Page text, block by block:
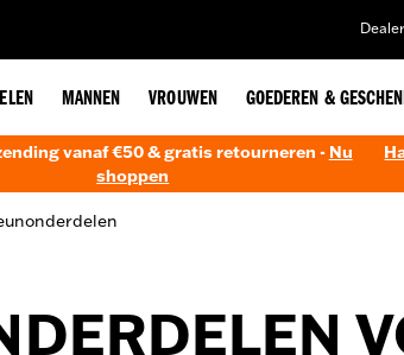
MANNEN VROUWEN GOEDEREN &
vanaf €50 & gratis retourneren - Nu
shoppen